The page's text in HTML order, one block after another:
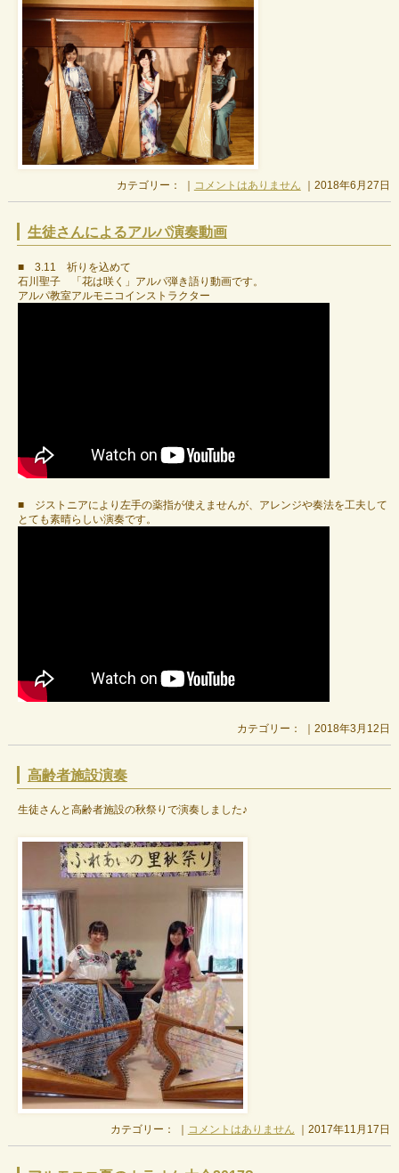
カテゴリー： ｜ コメントはありません ｜2018年6月27日
生徒さんによるアルパ演奏動画
■ 3.11 祈りを込めて
石川聖子 「花は咲く」アルパ弾き語り動画です。
アルパ教室アルモニコインストラクター
■ ジストニアにより左手の薬指が使えませんが、アレンジや奏法を工夫して
とても素晴らしい演奏です。
カテゴリー： ｜2018年3月12日
高齢者施設演奏
生徒さんと高齢者施設の秋祭りで演奏しました♪
カテゴリー： ｜ コメントはありません ｜2017年11月17日